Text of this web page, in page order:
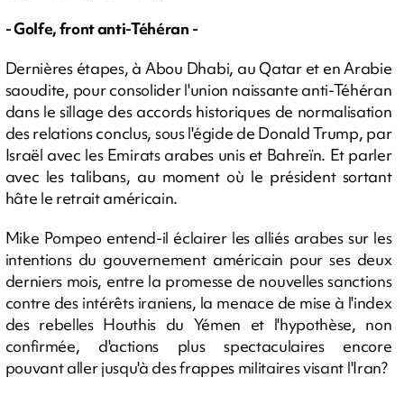
- Golfe, front anti-Téhéran -
Dernières étapes, à Abou Dhabi, au Qatar et en Arabie
saoudite, pour consolider l'union naissante anti-Téhéran
dans le sillage des accords historiques de normalisation
des relations conclus, sous l'égide de Donald Trump, par
Israël avec les Emirats arabes unis et Bahreïn. Et parler
avec les talibans, au moment où le président sortant
hâte le retrait américain.
Mike Pompeo entend-il éclairer les alliés arabes sur les
intentions du gouvernement américain pour ses deux
derniers mois, entre la promesse de nouvelles sanctions
contre des intérêts iraniens, la menace de mise à l'index
des rebelles Houthis du Yémen et l'hypothèse, non
confirmée, d'actions plus spectaculaires encore
pouvant aller jusqu'à des frappes militaires visant l'Iran?